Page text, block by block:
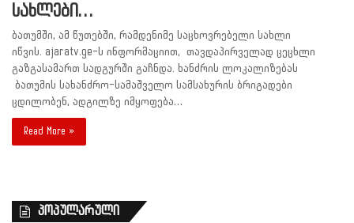
სახლები…
ბათუმში, ამ წუთებში, რამდენიმე საცხოვრებელი სახლი
იწვის. ajaratv.ge-ს ინფორმაციით, თავდაპირველად ცეცხლი
გაზგასამართ სადგურში გაჩნდა. ხანძრის ლოკალიზებას
ბათუმის სახანძრო-სამაშველო სამსახურის ბრიგადები
ცდილობენ, ადგილზე იმყოფება…
Read More »
პოპულარული